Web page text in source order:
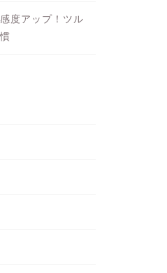
度アップ！ツル